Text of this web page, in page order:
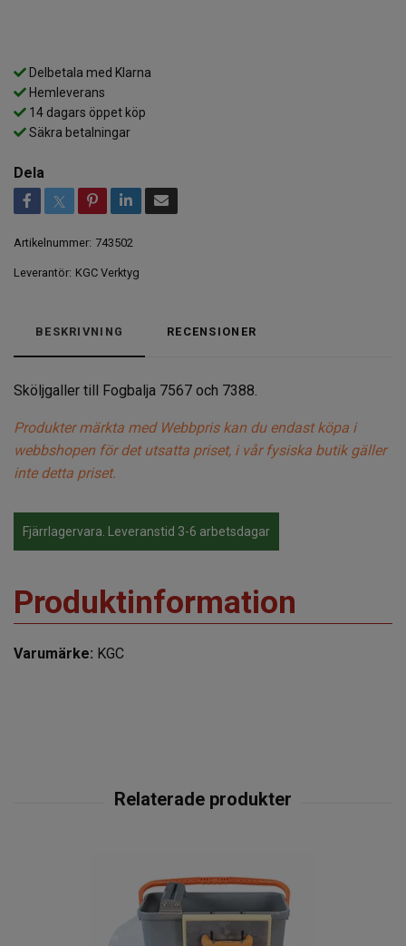
Delbetala med Klarna
Hemleverans
14 dagars öppet köp
Säkra betalningar
Dela
Artikelnummer: 743502
Leverantör: KGC Verktyg
BESKRIVNING RECENSIONER
Sköljgaller till Fogbalja 7567 och 7388.
Produkter märkta med Webbpris kan du endast köpa i
webbshopen för det utsatta priset, i vår fysiska butik gäller
inte detta priset.
Fjärrlagervara. Leveranstid 3-6 arbetsdagar
Produktinformation
Varumärke: KGC